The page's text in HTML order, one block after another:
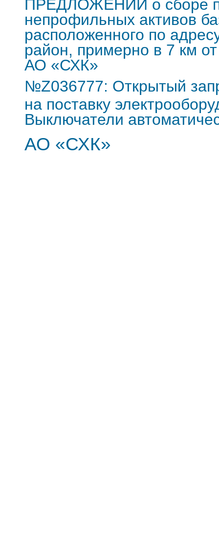
ПРЕДЛОЖЕНИЙ о сборе
непрофильных активов
расположенного по
район, примерно в 7 км
АО «СХК»
№Z036777: Открытый
на поставку
Выключатели
АО «СХК»